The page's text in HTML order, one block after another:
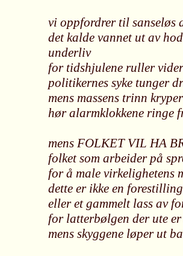
vi oppfordrer til sanseløs
det kalde vannet ut av
underliv
for tidshjulene ruller
politikernes syke tunger
mens massens trinn
hør alarmklokkene ringe
mens FOLKET VIL HA
folket som arbeider på
for å male virkelighetens
dette er ikke en
eller et gammelt lass av
for latterbølgen der ute
mens skyggene løper ut